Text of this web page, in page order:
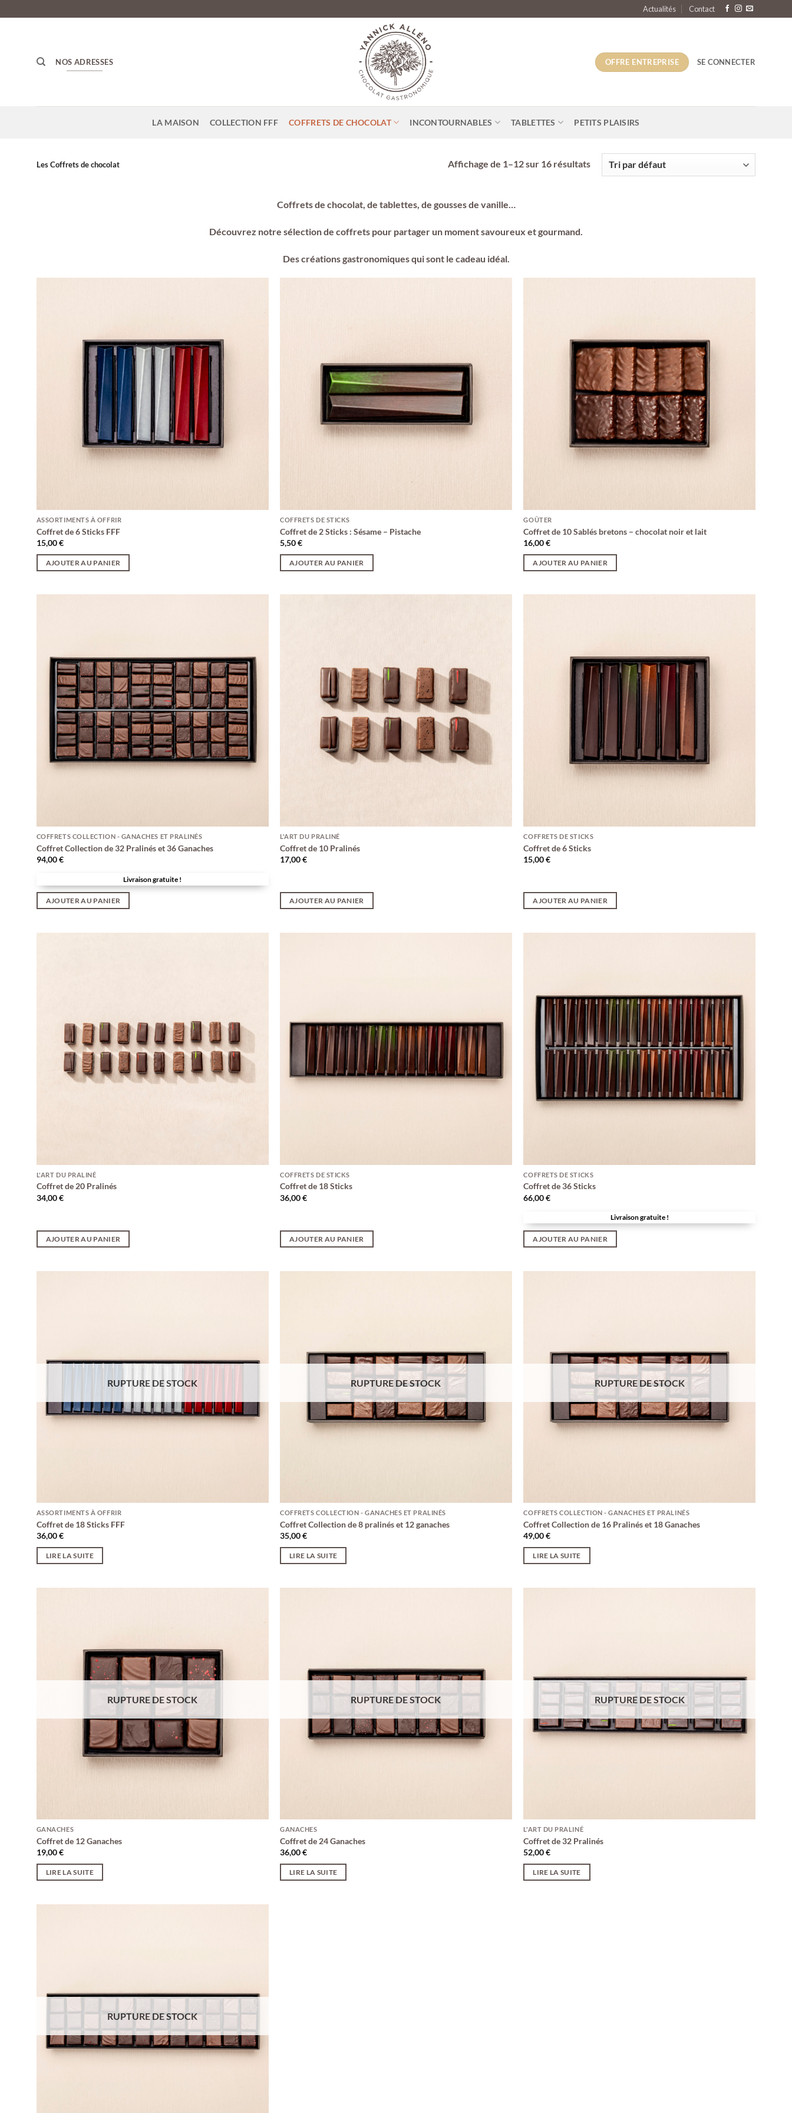
au
Actualités Contact
NOS ADRESSES OFFRE ENTREPRISE SE CONNECTER
LA MAISON COLLECTION FFF COFFRETS DE CHOCOLAT INCONTOURNABLES TABLETTES PETITS PLAISIRS
Les Coffrets de chocolat Affichage de 1–12 sur 16 résultats
Coffrets de chocolat, de tablettes, de gousses de vanille…
Découvrez notre sélection de coffrets pour partager un moment savoureux et gourmand.
Des créations gastronomiques qui sont le cadeau idéal.
ASSORTIMENTS À OFFRIR
Coffret de 6 Sticks FFF
15,00€
AJOUTER AU PANIER
COFFRETS DE STICKS
Coffret de 2 Sticks : Sésame – Pistache
5,50€
AJOUTER AU PANIER
GOÛTER
Coffret de 10 Sablés bretons – chocolat noir et lait
16,00€
AJOUTER AU PANIER
COFFRETS COLLECTION - GANACHES ET PRALINÉS
Coffret Collection de 32 Pralinés et 36 Ganaches
94,00€
Livraison gratuite !
AJOUTER AU PANIER
L'ART DU PRALINÉ
Coffret de 10 Pralinés
17,00€
AJOUTER AU PANIER
COFFRETS DE STICKS
Coffret de 6 Sticks
15,00€
AJOUTER AU PANIER
L'ART DU PRALINÉ
Coffret de 20 Pralinés
34,00€
AJOUTER AU PANIER
COFFRETS DE STICKS
Coffret de 18 Sticks
36,00€
AJOUTER AU PANIER
COFFRETS DE STICKS
Coffret de 36 Sticks
66,00€
Livraison gratuite !
AJOUTER AU PANIER
RUPTURE DE STOCK
ASSORTIMENTS À OFFRIR
Coffret de 18 Sticks FFF
36,00€
LIRE LA SUITE
RUPTURE DE STOCK
COFFRETS COLLECTION - GANACHES ET PRALINÉS
Coffret Collection de 8 pralinés et 12 ganaches
35,00€
LIRE LA SUITE
RUPTURE DE STOCK
COFFRETS COLLECTION - GANACHES ET PRALINÉS
Coffret Collection de 16 Pralinés et 18 Ganaches
49,00€
LIRE LA SUITE
RUPTURE DE STOCK
GANACHES
Coffret de 12 Ganaches
19,00€
LIRE LA SUITE
RUPTURE DE STOCK
GANACHES
Coffret de 24 Ganaches
36,00€
LIRE LA SUITE
RUPTURE DE STOCK
L'ART DU PRALINÉ
Coffret de 32 Pralinés
52,00€
LIRE LA SUITE
RUPTURE DE STOCK